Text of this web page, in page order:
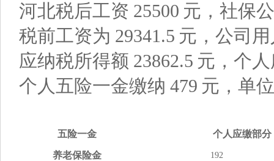
河北税后工资 25500 元，社保
税前工资为 29341.5 元，公司
应纳税所得额 23862.5 元，个
个人五险一金缴纳 479 元，单
五险一金 个人应缴部分
养老保险金 192